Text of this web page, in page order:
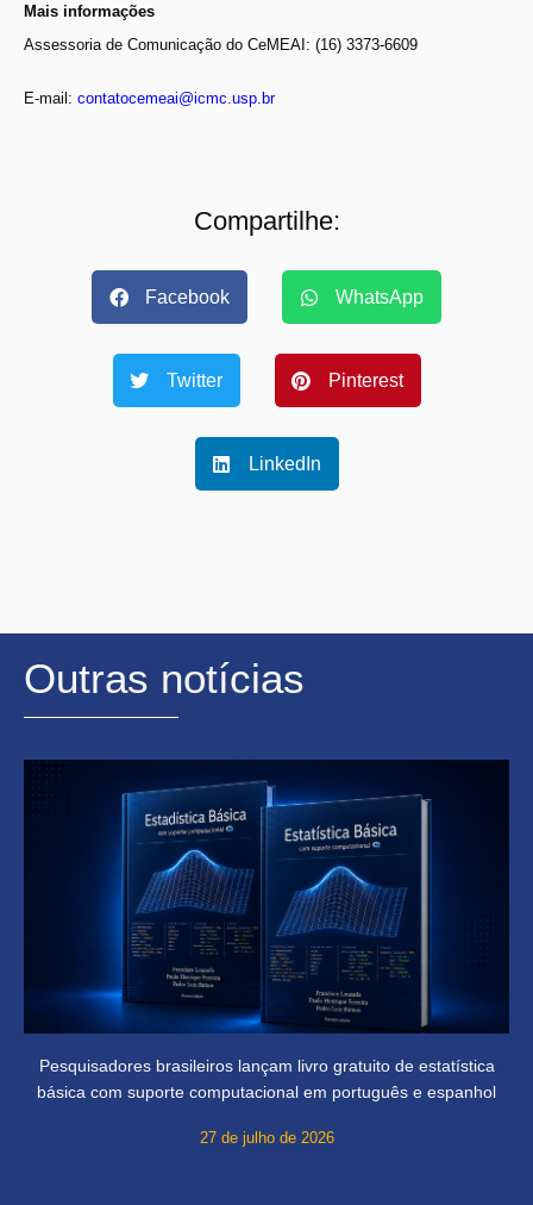
Mais informações
Assessoria de Comunicação do CeMEAI: (16) 3373-6609
E-mail: contatocemeai@icmc.usp.br
Compartilhe:
Facebook WhatsApp
Twitter Pinterest
LinkedIn
Outras notícias
Pesquisadores brasileiros lançam livro gratuito de estatística
básica com suporte computacional em português e espanhol
27 de julho de 2026